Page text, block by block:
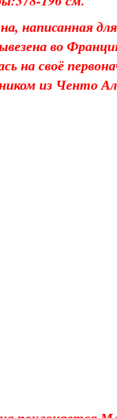
написанная
во
на своё
из Ченто